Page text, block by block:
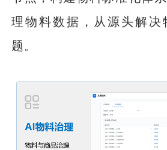
理物料数据，从源头解决
题。